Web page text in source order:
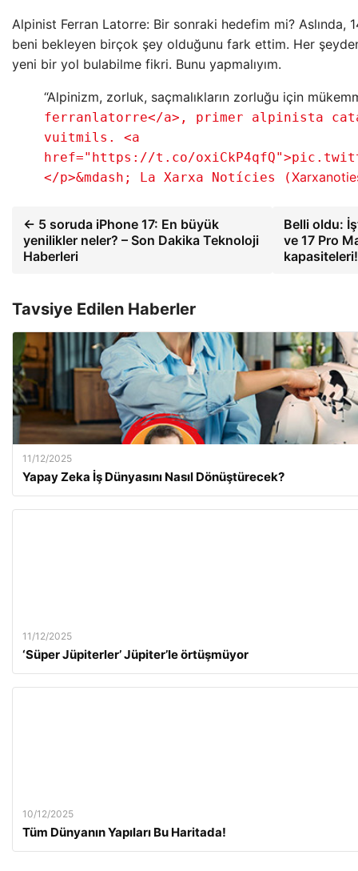
Alpinist Ferran Latorre: Bir sonraki hedefim mi? Aslında,
beni bekleyen birçok şey olduğunu fark ettim. Her
yeni bir yol bulabilme fikri. Bunu yapmalıyım.
“Alpinizm, zorluk, saçmalıkların zorluğu için
ferranlatorre</a>, primer alpinista
vuitmils. <a
href="https://t.co/
</p>&mdash; La Xarxa Notícies (
← 5 soruda iPhone 17: En büyük
yenilikler neler? – Son Dakika Teknoloji
Haberleri
Belli oldu:
ve 17 Pro
Tavsiye Edilen Haberler
11/12/2025
Yapay Zeka İş Dünyasını Nasıl Dönüştürecek?
11/12/2025
‘Süper Jüpiterler’ Jüpiter’le örtüşmüyor
10/12/2025
Tüm Dünyanın Yapıları Bu Haritada!